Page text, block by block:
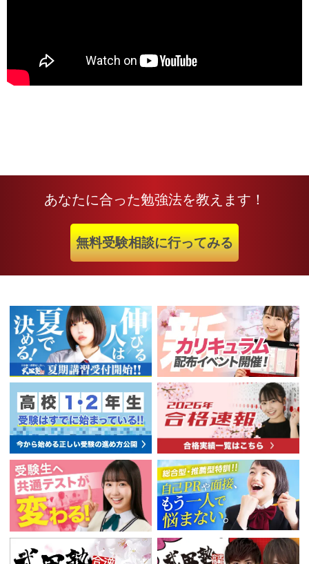
あなたに合った勉強法を教えます！
無料受験相談に行ってみる